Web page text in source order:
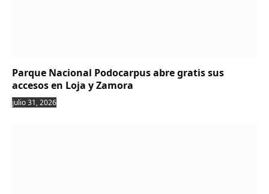
Parque Nacional Podocarpus abre gratis sus
accesos en Loja y Zamora
julio 31, 2026